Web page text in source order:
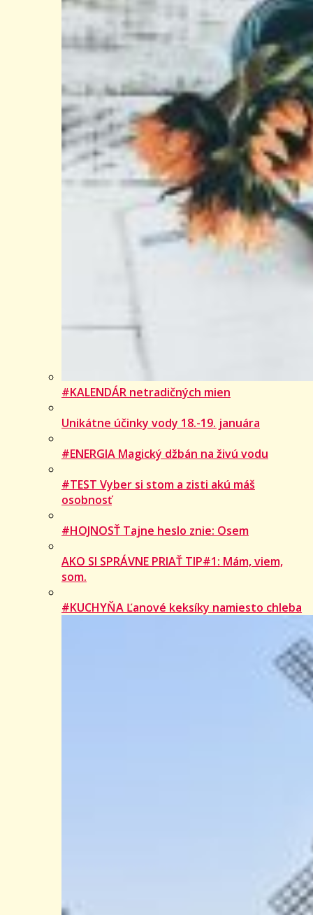
#KALENDÁR netradičných mien
Unikátne účinky vody 18.-19. januára
#ENERGIA Magický džbán na živú vodu
#TEST Vyber si stom a zisti akú máš
osobnosť
#HOJNOSŤ Tajne heslo znie: Osem
AKO SI SPRÁVNE PRIAŤ TIP#1: Mám, viem,
som.
#KUCHYŇA Ľanové keksíky namiesto chleba